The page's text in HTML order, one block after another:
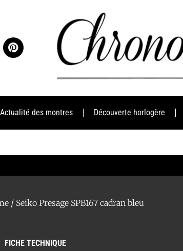
Actualité des montres Découverte horlogère
/ Seiko Presage SPB167 cadran bleu
FICHE TECHNIQUE